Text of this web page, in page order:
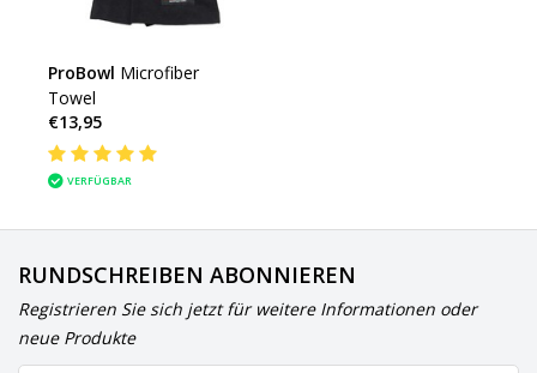
ProBowl Microfiber
Towel
€13,95
VERFÜGBAR
RUNDSCHREIBEN ABONNIEREN
Registrieren Sie sich jetzt für weitere Informationen oder
neue Produkte